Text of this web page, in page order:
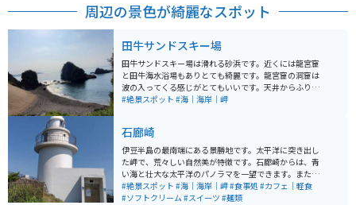
周辺の景色が綺麗なスポット
田牛サンドスキー場
田牛サンドスキー場は滑れる砂浜です。近くには龍宮窟
と田牛海水浴場もありとても綺麗です。龍宮窟の洞窟は
波の入ってくる感じがとてもいいです。天井からふりそ
そぐ太陽の光がとても神秘的です。田牛海水浴場は海は
#絶景スポット #海｜海岸｜岬
石廊崎
伊豆半島の最南端にある景勝地です。太平洋に突き出し
た岬で、荒々しい自然美が特徴です。石廊崎からは、青
い海と壮大な太平洋のパノラマを一望できます。また、
石廊崎灯台もあり、その白い灯台は絵画のような風景を
作り出しています。ハイキングや写真撮影に最適な場所
#絶景スポット #海｜海岸｜岬#食事処 #カフェ｜軽食
#ソフトクリーム#スイーツ #麺類